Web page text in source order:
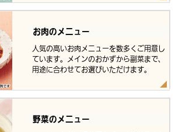
お肉のメニュー
人気の高いお肉メニューを数多くご用意し
ています。メインのおかずから副菜まで、
用途に合わせてお選びいただけます。
野菜のメニュー